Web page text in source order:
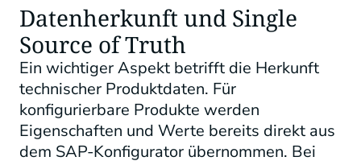
Datenherkunft und Single
Source of Truth
Ein wichtiger Aspekt betrifft die Herkunft
technischer Produktdaten. Für
konfigurierbare Produkte werden
Eigenschaften und Werte bereits direkt aus
dem SAP-Konfigurator übernommen. Bei